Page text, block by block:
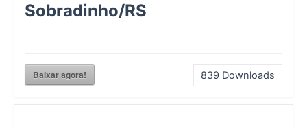
Sobradinho/RS
Baixar agora! 839 Downloads